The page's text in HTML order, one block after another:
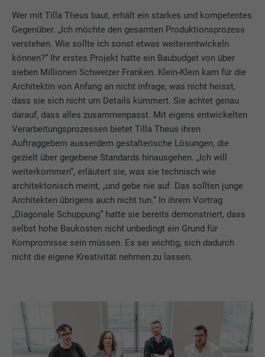
Wer mit Tilla Theus baut, erhält ein starkes und kompetentes
Gegenüber. „Ich möchte den gesamten Produktionsprozess
verstehen. Wie sollte ich sonst etwas weiterentwickeln
können?“ Ihr erstes Projekt hatte ein Baubudget von über
sieben Millionen Schweizer Franken. Klein-Klein kam für die
Architektin von Anfang an nicht infrage, was nicht heisst,
dass sie sich nicht um Details kümmert. Sie achtet genau
darauf, dass alles zusammenpasst. Mit eigens entwickelten
Verarbeitungsprozessen bietet Tilla Theus ihren
Auftraggebern ausserdem gestalterische Lösungen, die
gezielt über gegebene Standards hinausgehen. „Ich will
weiterkommen“, erläutert sie, was sie technisch wie
architektonisch meint, „und gebe nie auf. Das sollten junge
Architekten übrigens auch nicht tun.“ In ihrem Vortrag
„Diagonale Schuppung“ hatte sie bereits demonstriert, dass
selbst hohe Baukosten nicht unbedingt ein Grund für
Kompromisse sein müssen. Es sei wichtig, sich dadurch
nicht die eigene Kreativität nehmen zu lassen.